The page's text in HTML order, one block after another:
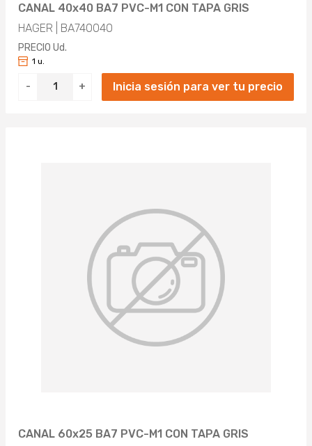
CANAL 40x40 BA7 PVC-M1 CON TAPA GRIS
HAGER | BA740040
PRECIO Ud.
- +
1 u.
Inicia sesión para ver tu precio
CANAL 60x25 BA7 PVC-M1 CON TAPA GRIS